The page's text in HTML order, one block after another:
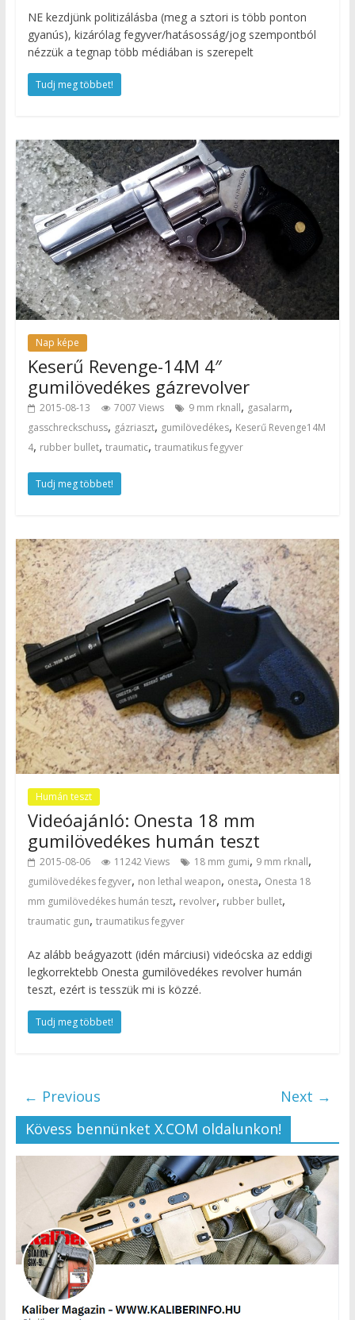
NE kezdjünk politizálásba (meg a sztori is több ponton
gyanús), kizárólag fegyver/hatásosság/jog szempontból
nézzük a tegnap több médiában is szerepelt
Tudj meg többet!
Nap képe
Keserű Revenge-14M 4″
gumilövedékes gázrevolver
2015-08-13 7007 Views 9 mm rknall, gasalarm,
gasschreckschuss, gázriaszt, gumilövedékes, Keserű Revenge14M
4, rubber bullet, traumatic, traumatikus fegyver
Tudj meg többet!
Humán teszt
Videóajánló: Onesta 18 mm
gumilövedékes humán teszt
2015-08-06 11242 Views 18 mm gumi, 9 mm rknall,
gumilövedékes fegyver, non lethal weapon, onesta, Onesta 18
mm gumilövedékes humán teszt, revolver, rubber bullet,
traumatic gun, traumatikus fegyver
Az alább beágyazott (idén márciusi) videócska az eddigi
legkorrektebb Onesta gumilövedékes revolver humán
teszt, ezért is tesszük mi is közzé.
Tudj meg többet!
← Previous
Next →
Kövess bennünket X.COM oldalunkon!